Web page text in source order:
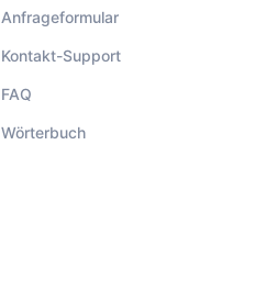
Anfrageformular
Kontakt-Support
FAQ
Wörterbuch